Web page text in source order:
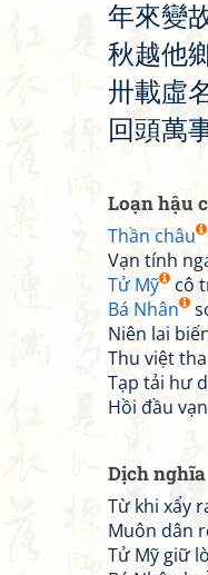
年來變
秋越他
卅載虛
回頭萬
Loạn hậu
Thần châu
Vạn tính
Tử Mỹ
cô
Bá Nhân
Niên lai
Thu việt
Tạp tải hư
Hồi đầu
Dịch nghĩa
Từ khi xẩy
Muôn dân
Tử Mỹ giữ